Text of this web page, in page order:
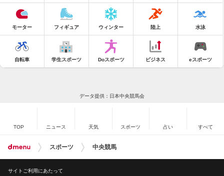
モーター フィギュア ウィンター 陸上 水泳
自転車 学生スポーツ Doスポーツ ビジネス eスポーツ
データ提供：日本中央競馬会
TOP ニュース 天気 スポーツ 占い すべて
スポーツ 中央競馬
サイトご利用にあたって